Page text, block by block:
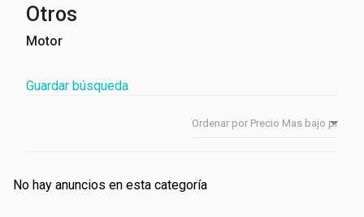
Otros
Motor
Guardar búsqueda
No hay anuncios en esta categoría